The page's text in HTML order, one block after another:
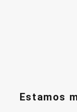
Estamos